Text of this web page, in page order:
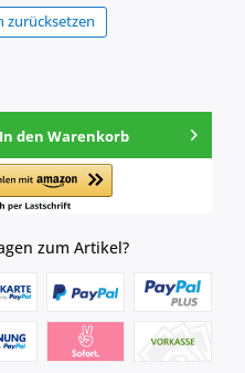
zurücksetzen
In den Warenkorb
zum Artikel?